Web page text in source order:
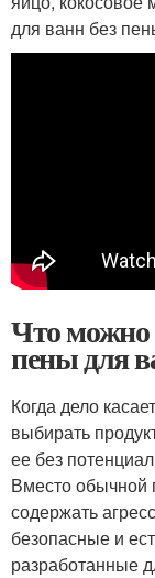
для ванн без
Что можно
пены для
Когда дело
выбирать
ее без
Вместо обычной
содержать
безопасные и
разработанные